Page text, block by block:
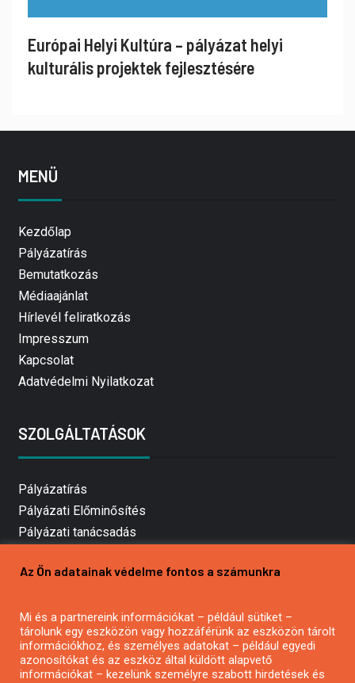
Európai Helyi Kultúra – pályázat helyi
kulturális projektek fejlesztésére
MENÜ
Kezdőlap
Pályázatírás
Bemutatkozás
Médiaajánlat
Hírlevél feliratkozás
Impresszum
Kapcsolat
Adatvédelmi Nyilatkozat
SZOLGÁLTATÁSOK
Pályázatírás
Pályázati Előminősítés
Pályázati tanácsadás
Mezőgazdasági pályázatírás
Pályázatírás civil szervezeteknek
Pályázatírás önkormányzatoknak
Pályázatfigyelés
Az Ön adatainak védelme fontos a számunkra
Mi és a partnereink információkat – például sütiket –
tárolunk egy eszközön vagy hozzáférünk az eszközön tárolt
információkhoz, és személyes adatokat – például egyedi
azonosítókat és az eszköz által küldött alapvető
információkat – kezelünk személyre szabott hirdetések és